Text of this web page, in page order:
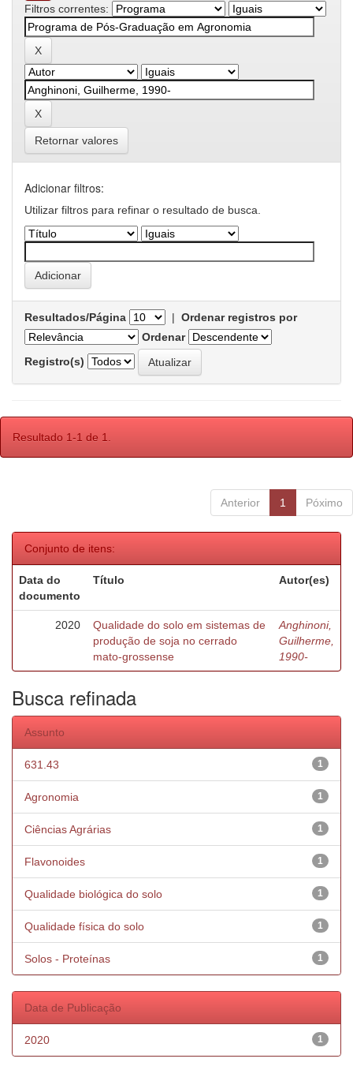
Filtros correntes:
Retornar valores
Adicionar filtros:
Utilizar filtros para refinar o resultado de busca.
Resultados/Página | Ordenar registros por
Ordenar
Registro(s)
Resultado 1-1 de 1.
Anterior 1 Póximo
Conjunto de itens:
Data do
documento
Título Autor(es)
2020
Qualidade do solo em sistemas de
produção de soja no cerrado
mato-grossense
Anghinoni,
Guilherme,
1990-
Busca refinada
Assunto
1
631.43
1
Agronomia
1
Ciências Agrárias
1
Flavonoides
1
Qualidade biológica do solo
1
Qualidade física do solo
1
Solos - Proteínas
Data de Publicação
1
2020